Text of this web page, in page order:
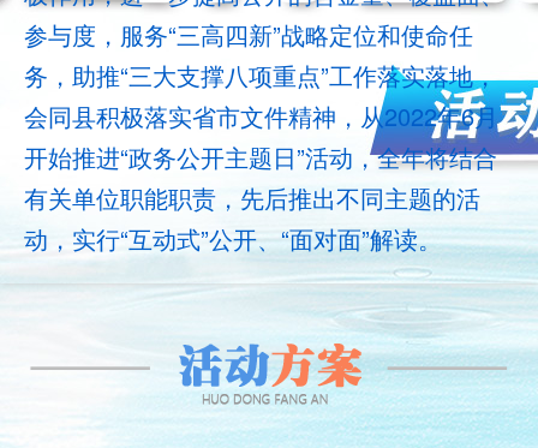
参与度，服务“三高四新”战略定位和使命任
务，助推“三大支撑八项重点”工作落实落地，
会同县积极落实省市文件精神，从2022年6月
开始推进“政务公开主题日”活动，全年将结合
有关单位职能职责，先后推出不同主题的活
动，实行“互动式”公开、“面对面”解读。